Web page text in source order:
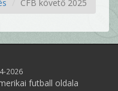
CFB követő 2025
2026
futball oldala